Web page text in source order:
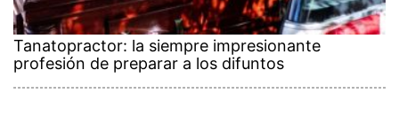
Tanatopractor: la siempre impresionante
profesión de preparar a los difuntos